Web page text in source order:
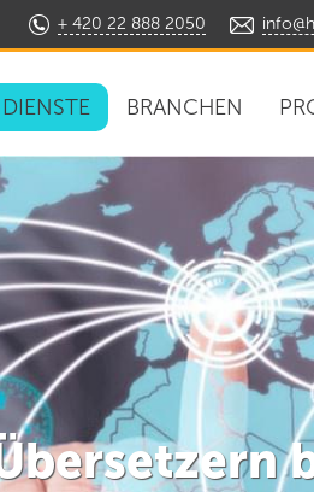
+ 420 22 888 2050
DIENSTE BRANCHEN